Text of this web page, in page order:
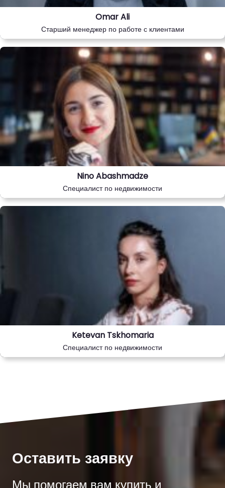
Omar Ali
Старший менеджер по работе с клиентами
Nino Abashmadze
Специалист по недвижимости
Ketevan Tskhomaria
Специалист по недвижимости
Оставить заявку